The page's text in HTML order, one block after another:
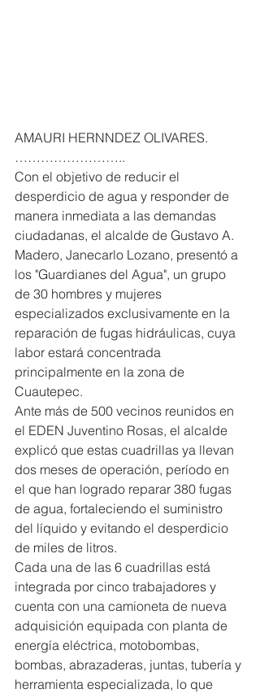
AMAURI HERNNDEZ OLIVARES.
……………………..
Con el objetivo de reducir el
desperdicio de agua y responder de
manera inmediata a las demandas
ciudadanas, el alcalde de Gustavo A.
Madero, Janecarlo Lozano, presentó a
los "Guardianes del Agua", un grupo
de 30 hombres y mujeres
especializados exclusivamente en la
reparación de fugas hidráulicas, cuya
labor estará concentrada
principalmente en la zona de
Cuautepec.
Ante más de 500 vecinos reunidos en
el EDEN Juventino Rosas, el alcalde
explicó que estas cuadrillas ya llevan
dos meses de operación, período en
el que han logrado reparar 380 fugas
de agua, fortaleciendo el suministro
del líquido y evitando el desperdicio
de miles de litros.
Cada una de las 6 cuadrillas está
integrada por cinco trabajadores y
cuenta con una camioneta de nueva
adquisición equipada con planta de
energía eléctrica, motobombas,
bombas, abrazaderas, juntas, tubería y
herramienta especializada, lo que